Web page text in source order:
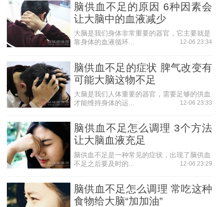
脑供血不足的原因 6种因素会
让大脑中的血液减少
大脑是我们身体非常重要的器官，它主要就是
靠身体的血液循环...
12-06 23:34
脑供血不足的症状 脾气改变有
可能大脑这物不足
大脑是我们人体重要的器官，需要足够的供血
才能维持身体的运...
12-06 23:33
脑供血不足怎么调理 3个方法
让大脑血液充足
脑供血不足是一种常见的症状，出现了脑供血
不足之后要及时的...
12-06 23:29
脑供血不足怎么调理 常吃这种
食物给大脑“加加油”